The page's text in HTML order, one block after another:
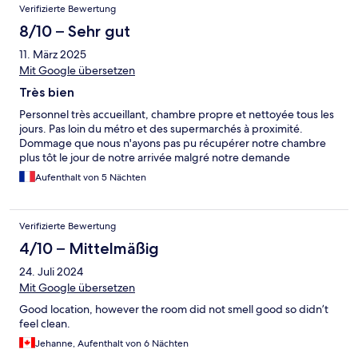
Verifizierte Bewertung
8/10 – Sehr gut
11. März 2025
Mit Google übersetzen
Très bien
Personnel très accueillant, chambre propre et nettoyée tous les
jours. Pas loin du métro et des supermarchés à proximité.
Dommage que nous n'ayons pas pu récupérer notre chambre
plus tôt le jour de notre arrivée malgré notre demande
Aufenthalt von 5 Nächten
Verifizierte Bewertung
4/10 – Mittelmäßig
24. Juli 2024
Mit Google übersetzen
Good location, however the room did not smell good so didn’t
feel clean.
Jehanne, Aufenthalt von 6 Nächten